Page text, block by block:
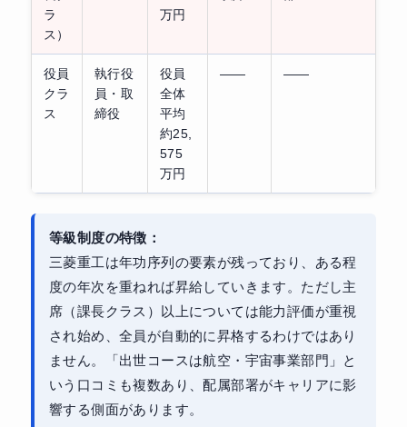
ラ
ス）
万円
役員
クラ
ス
執行役
員・取
締役
役員
全体
平均
約25,
575
万円
—— ——
等級制度の特徴：
三菱重工は年功序列の要素が残っており、ある程
度の年次を重ねれば昇給していきます。ただし主
席（課長クラス）以上については能力評価が重視
され始め、全員が自動的に昇格するわけではあり
ません。「出世コースは航空・宇宙事業部門」と
いう口コミも複数あり、配属部署がキャリアに影
響する側面があります。